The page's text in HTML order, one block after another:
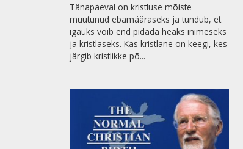
Tänapäeval on kristluse mõiste
muutunud ebamääraseks ja tundub, et
igaüks võib end pidada heaks inimeseks
ja kristlaseks. Kas kristlane on keegi, kes
järgib kristlikke põ...